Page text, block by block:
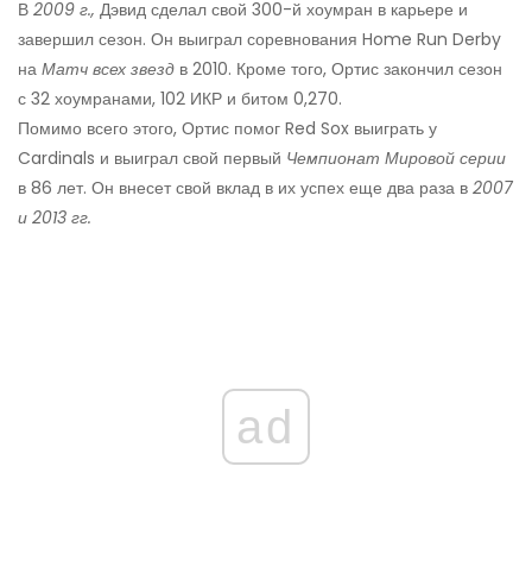
В 2009 г., Дэвид сделал свой 300-й хоумран в карьере и
завершил сезон. Он выиграл соревнования Home Run Derby
на Матч всех звезд в 2010. Кроме того, Ортис закончил сезон
с 32 хоумранами, 102 ИКР и битом 0,270.
Помимо всего этого, Ортис помог Red Sox выиграть у
Cardinals и выиграл свой первый Чемпионат Мировой серии
в 86 лет. Он внесет свой вклад в их успех еще два раза в 2007
и 2013 гг.
ad